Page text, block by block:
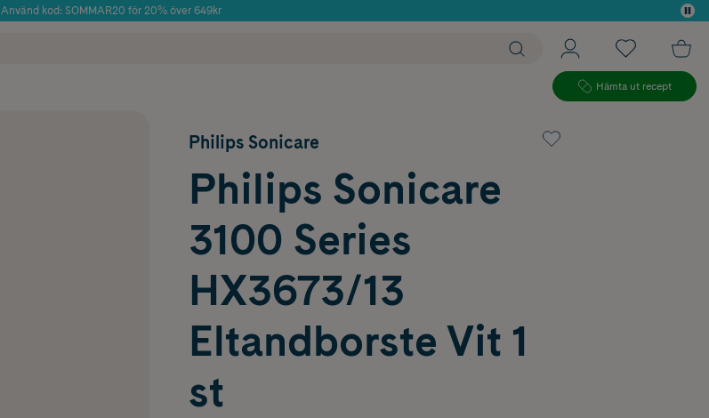
Använd kod: SOMMAR20 för 20% över 649kr
Hämta ut recept
Philips Sonicare
Philips Sonicare
3100 Series
HX3673/13
Eltandborste Vit 1
st